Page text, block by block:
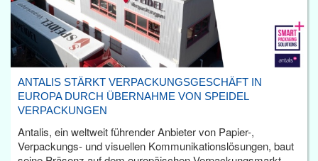
ANTALIS STÄRKT VERPACKUNGSGESCHÄFT IN
EUROPA DURCH ÜBERNAHME VON SPEIDEL
VERPACKUNGEN
Antalis, ein weltweit führender Anbieter von Papier-,
Verpackungs- und visuellen Kommunikationslösungen, baut